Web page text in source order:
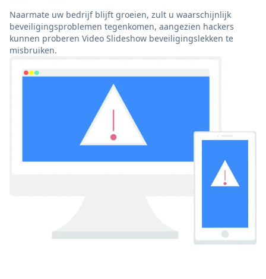
Naarmate uw bedrijf blijft groeien, zult u waarschijnlijk
beveiligingsproblemen tegenkomen, aangezien hackers
kunnen proberen Video Slideshow beveiligingslekken te
misbruiken.